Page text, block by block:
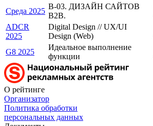
Среда 2025
В-03. ДИЗАЙН САЙТОВ
B2B.
ADCR
2025
Digital Design // UX/UI
Design (Web)
G8 2025
Идеальное выполнение
функции
О рейтинге
Организатор
Политика обработки
персональных данных